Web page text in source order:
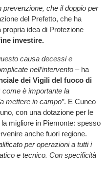
prevenzione, che il doppio per
del Prefetto, che ha
propria idea di Protezione
investire.
causa decessi e
nell’intervento – ha
dei Vigili del fuoco di
come è importante la
mettere in campo”. E Cuneo
con una dotazione per le
migliore in Piemonte: spesso
anche fuori regione.
per operazioni a tutti i
e tecnico. Con specificità